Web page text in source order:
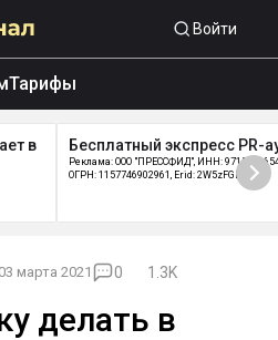
Войти
Тарифы
в
Бесплатный экспресс PR-
Реклама: ООО "ПРЕССФИД", ИНН:
ОГРН: 1157746902961, Erid: 2W5zFGDycPz
03 марта 2021 0 1.3K
делать в